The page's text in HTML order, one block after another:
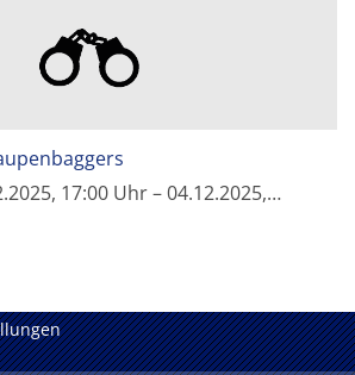
17:00 Uhr – 04.12.2025,…